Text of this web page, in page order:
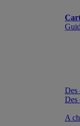
Des
Des
A